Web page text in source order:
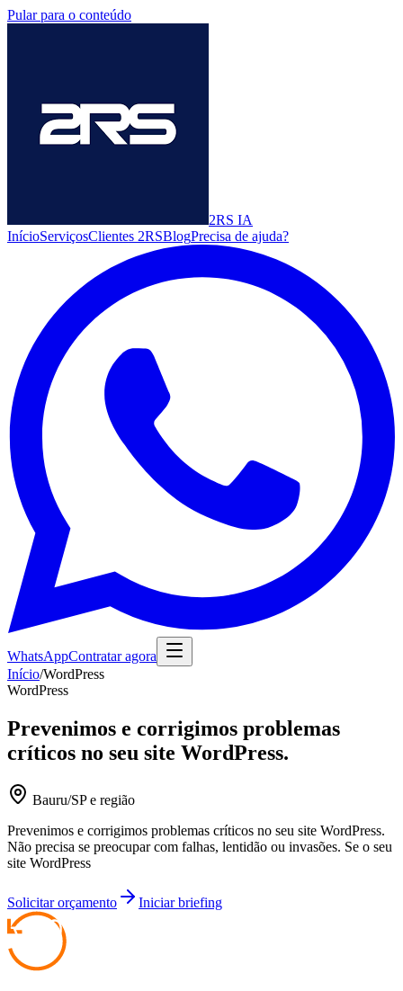
Pular para o conteúdo
2RS IA
InícioServiçosClientes 2RSBlogPrecisa de ajuda?
WhatsAppContratar agora
Início/WordPress
WordPress
Prevenimos e corrigimos problemas
críticos no seu site WordPress.
Bauru/SP e região
Prevenimos e corrigimos problemas críticos no seu site WordPress.
Não precisa se preocupar com falhas, lentidão ou invasões. Se o seu
site WordPress
Solicitar orçamento Iniciar briefing